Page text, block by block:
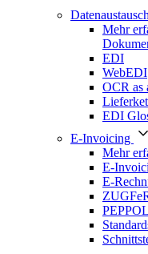
Mehr
EDI
WebEDI
OCR as
EDI
E-Invoicing
Mehr
E-
E-
PEPPOL